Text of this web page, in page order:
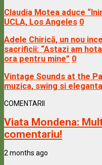
Claudia Motea aduce
UCLA, Los Angeles 0
Adele Chirică, un nou
sacrificii: “Astazi am
ora pentru mine” 0
Vintage Sounds at the
muzica, swing si eleganta
COMENTARII
Viata Mondena:
comentariu!
2 months ago